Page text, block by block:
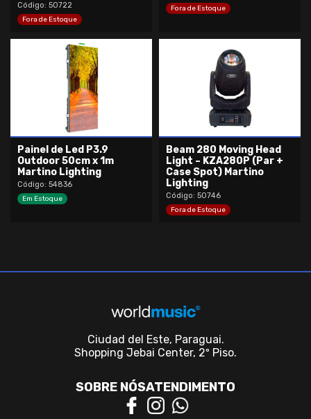
Código: 50722
Fora de Estoque
Fora de Estoque
Painel de Led P3.9
Outdoor 50cm x 1m
Martino Lighting
Código: 54836
Em Estoque
Beam 280 Moving Head
Light – KZA280P (Par +
Case Spot) Martino
Lighting
Código: 50746
Fora de Estoque
Ciudad del Este, Paraguai.
Shopping Jebai Center, 2º Piso.
SOBRE NÓSATENDIMENTO